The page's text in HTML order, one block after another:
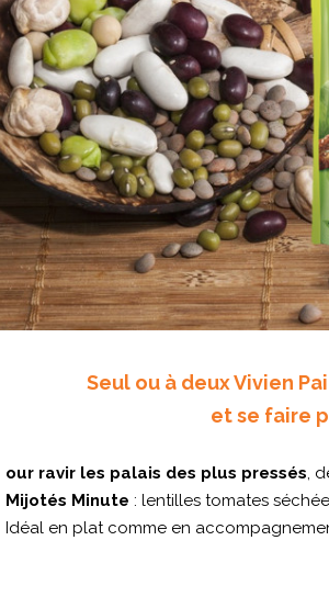
Seul ou à deux Vivien
et se faire
our ravir les palais des plus pressés,
Mijotés Minute : lentilles tomates
Idéal en plat comme en